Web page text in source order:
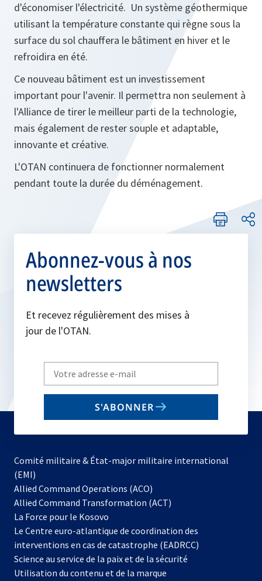
d'économiser l'électricité. Un système géothermique
utilisant la température constante qui règne sous la
surface du sol chauffera le bâtiment en hiver et le
refroidira en été.
Ce nouveau bâtiment est un investissement
important pour l'avenir. Il permettra non seulement à
l'Alliance de tirer le meilleur parti de la technologie,
mais également de rester souple et adaptable,
innovante et créative.
L'OTAN continuera de fonctionner normalement
pendant toute la durée du déménagement.
Abonnez-vous à nos
newsletters
Et recevez régulièrement des mises à
jour de l'OTAN.
Write
your
email
S'ABONNER
Comité militaire & État-major militaire international
(EMI)
Allied Command Operations (ACO)
dans
nouvel
onglet
Allied Command Transformation (ACT)
La Force pour le Kosovo
dans
un
nouvel
onglet
Le Centre euro-atlantique de coordination des
interventions en cas de catastrophe (EADRCC)
Science au service de la paix et de la sécurité
Utilisation du contenu et de la marque